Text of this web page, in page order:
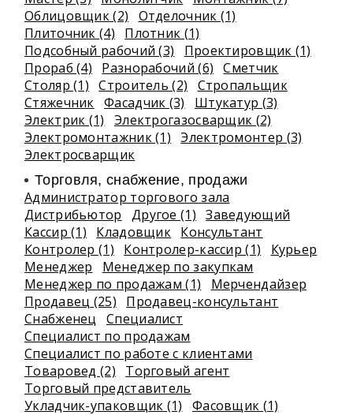
Облицовщик (2)
Отделочник (1)
Плиточник (4)
Плотник (1)
Подсобный рабочий (3)
Проектировщик (1)
Прораб (4)
Разнорабочий (6)
Сметчик
Столяр (1)
Строитель (2)
Стропальщик
Стяжечник Фасадчик (3)
Штукатур (3)
Электрик (1)
Электрогазосварщик (2)
Электромонтажник (1)
Электромонтер (3)
Электросварщик
Торговля, снабжение, продажи
Администратор торгового зала
Дистрибьютор
Другое (1)
Заведующий
Кассир (1)
Кладовщик Консультант
Контролер (1)
Контролер-кассир (1)
Курьер
Менеджер
Менеджер по закупкам
Менеджер по продажам (1)
Мерчендайзер
Продавец (25)
Продавец-консультант
Снабженец
Специалист
Специалист по продажам
Специалист по работе с клиентами
Товаровед (2)
Торговый агент
Торговый представитель
Укладчик-упаковщик (1)
Фасовщик (1)